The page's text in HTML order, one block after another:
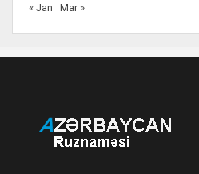
« Jan
Mar »